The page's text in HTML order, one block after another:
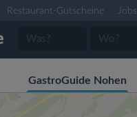
Restaurant-Gutscheine Jobs
GastroGuide Nohen